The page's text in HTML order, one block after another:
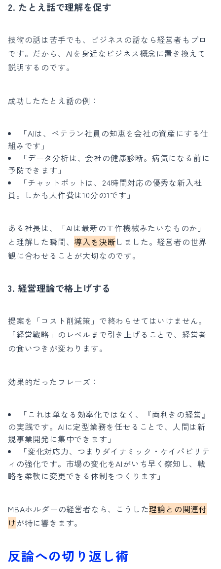
2. たとえ話で理解を促す
技術の話は苦手でも、ビジネスの話なら経営者もプロ
です。だから、AIを身近なビジネス概念に置き換えて
説明するのです。
成功したたとえ話の例：
「AIは、ベテラン社員の知恵を会社の資産にする仕
組みです」
「データ分析は、会社の健康診断。病気になる前に
予防できます」
「チャットボットは、24時間対応の優秀な新入社
員。しかも人件費は10分の1です」
ある社長は、「AIは最新の工作機械みたいなものか」
と理解した瞬間、 導入を決断しました。経営者の世界
観に合わせることが大切なのです。
3. 経営理論で格上げする
提案を「コスト削減策」で終わらせてはいけません。
「経営戦略」のレベルまで引き上げることで、経営者
の食いつきが変わります。
効果的だったフレーズ：
「これは単なる効率化ではなく、『両利きの経営』
の実践です。AIに定型業務を任せることで、人間は新
規事業開発に集中できます」
「変化対応力、つまりダイナミック・ケイパビリテ
ィの強化です。市場の変化をAIがいち早く察知し、戦
略を柔軟に変更できる体制をつくります」
MBAホルダーの経営者なら、こうした理論との関連付
けが特に響きます。
反論への切り返し術